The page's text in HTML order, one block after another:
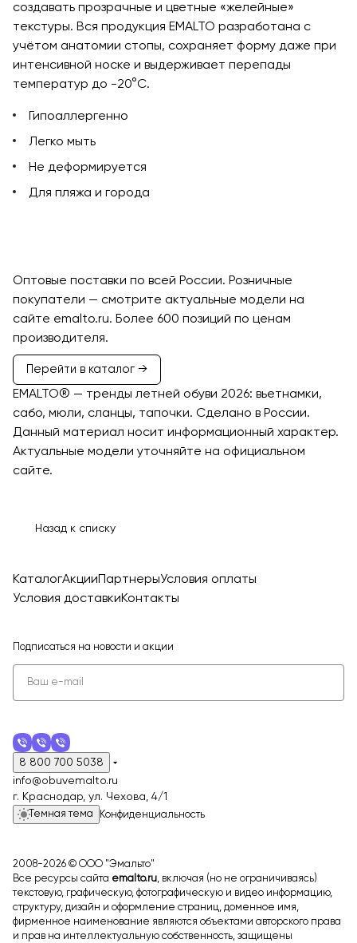
создавать прозрачные и цветные «желейные»
текстуры. Вся продукция EMALTO разработана с
учётом анатомии стопы, сохраняет форму даже при
интенсивной носке и выдерживает перепады
температур до -20°C.
Гипоаллергенно
Легко мыть
Не деформируется
Для пляжа и города
Оптовые поставки по всей России. Розничные
покупатели — смотрите актуальные модели на
сайте emalto.ru. Более 600 позиций по ценам
производителя.
Перейти в каталог →
EMALTO® — тренды летней обуви 2026: вьетнамки,
сабо, мюли, сланцы, тапочки. Сделано в России.
Данный материал носит информационный характер.
Актуальные модели уточняйте на официальном
сайте.
Назад к списку
КаталогАкции ПартнерыУсловия оплаты
Условия доставкиКонтакты
Подписаться на новости и акции
8 800 700 5038
info@obuvemalto.ru
г. Краснодар, ул. Чехова, 4/1
Темная тема Конфиденциальность
2008-2026 © ООО "Эмальто"
Все ресурсы сайта emalto.ru, включая (но не ограничиваясь)
текстовую, графическую, фотографическую и видео информацию,
структуру, дизайн и оформление страниц, доменное имя,
фирменное наименование являются объектами авторского права
и прав на интеллектуальную собственность, защищены